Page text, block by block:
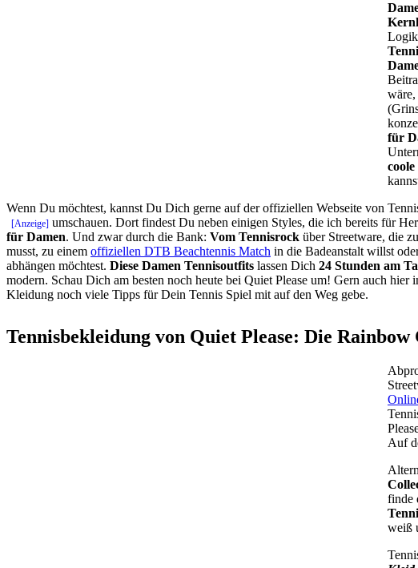
für
Wenn Du möchtest, kannst Du Dich gerne auf der offiziellen Webseite von
umschauen. Dort findest Du neben einigen Styles, die ich bereits für
für Damen. Und zwar durch die Bank: Vom Tennisrock über Streetware, die
musst, zu einem offiziellen DTB Beachtennis Match in die Badeanstalt willst
abhängen möchtest. Diese Damen Tennisoutfits lassen Dich 24 Stunden am
modern. Schau Dich am besten noch heute bei Quiet Please um! Gern auch hier
Kleidung noch viele Tipps für Dein Tennis Spiel mit auf den Weg gebe.
Tennisbekleidung von Quiet Please: Die Rainbow
Auf
finde
weiß